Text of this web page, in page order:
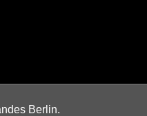
Berlin.